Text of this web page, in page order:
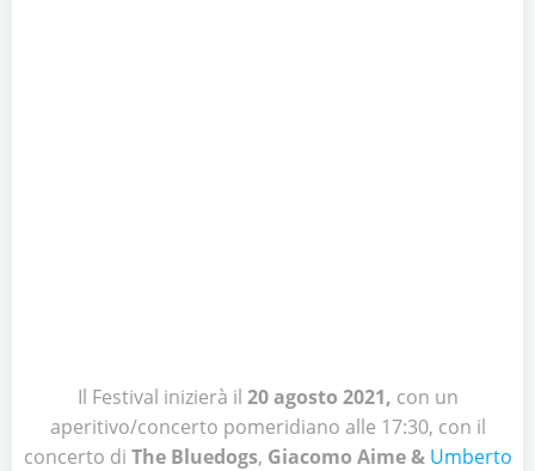
Il Festival inizierà il 20 agosto 2021, con un
aperitivo/concerto pomeridiano alle 17:30, con il
concerto di The Bluedogs, Giacomo Aime & Umberto